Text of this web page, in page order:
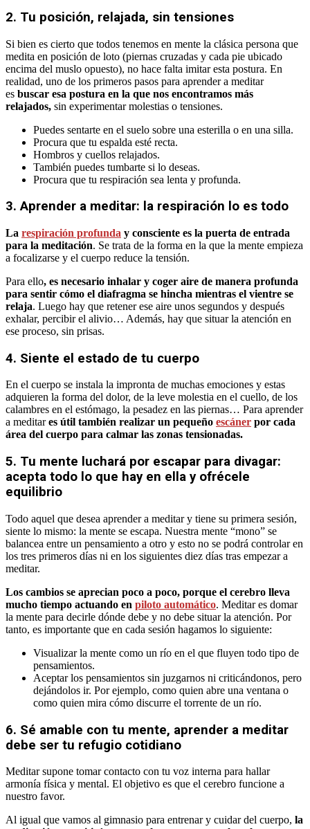
2. Tu posición, relajada, sin tensiones
Si bien es cierto que todos tenemos en mente la clásica persona que
medita en posición de loto (piernas cruzadas y cada pie ubicado
encima del muslo opuesto), no hace falta imitar esta postura. En
realidad, uno de los primeros pasos para aprender a meditar
es buscar esa postura en la que nos encontramos más
relajados, sin experimentar molestias o tensiones.
Puedes sentarte en el suelo sobre una esterilla o en una silla.
Procura que tu espalda esté recta.
Hombros y cuellos relajados.
También puedes tumbarte si lo deseas.
Procura que tu respiración sea lenta y profunda.
3. Aprender a meditar: la respiración lo es todo
La respiración profunda y consciente es la puerta de entrada
para la meditación. Se trata de la forma en la que la mente empieza
a focalizarse y el cuerpo reduce la tensión.
Para ello, es necesario inhalar y coger aire de manera profunda
para sentir cómo el diafragma se hincha mientras el vientre se
relaja. Luego hay que retener ese aire unos segundos y después
exhalar, percibir el alivio… Además, hay que situar la atención en
ese proceso, sin prisas.
4. Siente el estado de tu cuerpo
En el cuerpo se instala la impronta de muchas emociones y estas
adquieren la forma del dolor, de la leve molestia en el cuello, de los
calambres en el estómago, la pesadez en las piernas… Para aprender
a meditares útil también realizar un pequeño escáner por cada
área del cuerpo para calmar las zonas tensionadas.
5. Tu mente luchará por escapar para divagar:
acepta todo lo que hay en ella y ofrécele
equilibrio
Todo aquel que desea aprender a meditar y tiene su primera sesión,
siente lo mismo: la mente se escapa. Nuestra mente “mono” se
balancea entre un pensamiento a otro y esto no se podrá controlar en
los tres primeros días ni en los siguientes diez días tras empezar a
meditar.
Los cambios se aprecian poco a poco, porque el cerebro lleva
mucho tiempo actuando en piloto automático. Meditar es domar
la mente para decirle dónde debe y no debe situar la atención. Por
tanto, es importante que en cada sesión hagamos lo siguiente:
Visualizar la mente como un río en el que fluyen todo tipo de
pensamientos.
Aceptar los pensamientos sin juzgarnos ni criticándonos, pero
dejándolos ir. Por ejemplo, como quien abre una ventana o
como quien mira cómo discurre el torrente de un río.
6. Sé amable con tu mente, aprender a meditar
debe ser tu refugio cotidiano
Meditar supone tomar contacto con tu voz interna para hallar
armonía física y mental. El objetivo es que el cerebro funcione a
nuestro favor.
Al igual que vamos al gimnasio para entrenar y cuidar del cuerpo, la